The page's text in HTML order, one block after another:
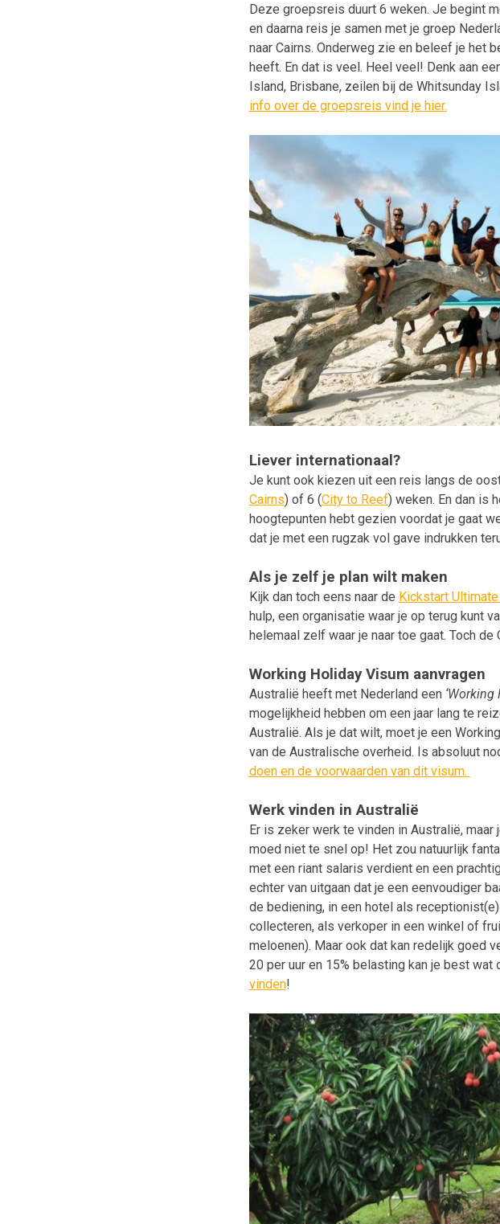
Deze groepsreis duurt 6 weken. Je begint
en daarna reis je samen met je groep
naar Cairns. Onderweg zie en beleef je het
heeft. En dat is veel. Heel veel! Denk aan
Island, Brisbane, zeilen bij de Whitsunday
info over de groepsreis vind je hier.
Liever internationaal?
Je kunt ook kiezen uit een reis langs de
Cairns) of 6 (City to Reef) weken. En dan is
hoogtepunten hebt gezien voordat je gaat
dat je met een rugzak vol gave indrukken
Als je zelf je plan wilt maken
Kijk dan toch eens naar de Kickstart Ultimate
hulp, een organisatie waar je op terug kunt
helemaal zelf waar je naar toe gaat. Toch
Working Holiday Visum aanvragen
Australië heeft met Nederland een ‘Working
mogelijkheid hebben om een jaar lang te
Australië. Als je dat wilt, moet je een
van de Australische overheid. Is absoluut
doen en de voorwaarden van dit visum.
Werk vinden in Australië
Er is zeker werk te vinden in Australië,
moed niet te snel op! Het zou natuurlijk
met een riant salaris verdient en een
echter van uitgaan dat je een eenvoudiger
de bediening, in een hotel als
collecteren, als verkoper in een winkel of
meloenen). Maar ook dat kan redelijk goed
20 per uur en 15% belasting kan je best wat
vinden!